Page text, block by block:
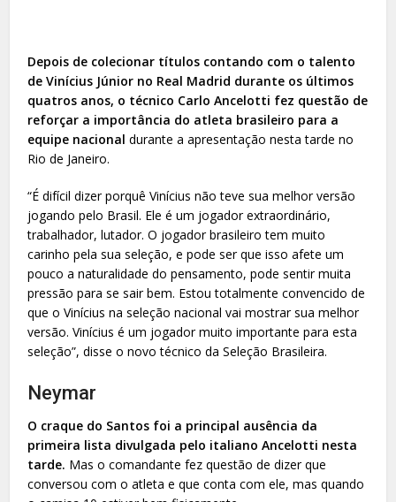
Depois de colecionar títulos contando com o talento
de Vinícius Júnior no Real Madrid durante os últimos
quatros anos, o técnico Carlo Ancelotti fez questão de
reforçar a importância do atleta brasileiro para a
equipe nacional durante a apresentação nesta tarde no
Rio de Janeiro.
“É difícil dizer porquê Vinícius não teve sua melhor versão
jogando pelo Brasil. Ele é um jogador extraordinário,
trabalhador, lutador. O jogador brasileiro tem muito
carinho pela sua seleção, e pode ser que isso afete um
pouco a naturalidade do pensamento, pode sentir muita
pressão para se sair bem. Estou totalmente convencido de
que o Vinícius na seleção nacional vai mostrar sua melhor
versão. Vinícius é um jogador muito importante para esta
seleção”, disse o novo técnico da Seleção Brasileira.
Neymar
O craque do Santos foi a principal ausência da
primeira lista divulgada pelo italiano Ancelotti nesta
tarde. Mas o comandante fez questão de dizer que
conversou com o atleta e que conta com ele, mas quando